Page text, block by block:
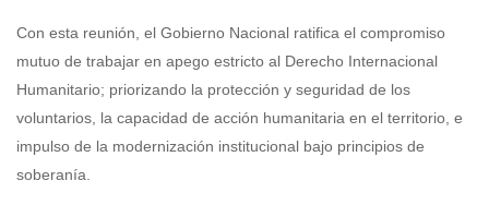
Con esta reunión, el Gobierno Nacional ratifica el compromiso
mutuo de trabajar en apego estricto al Derecho Internacional
Humanitario; priorizando la protección y seguridad de los
voluntarios, la capacidad de acción humanitaria en el territorio, e
impulso de la modernización institucional bajo principios de
soberanía.